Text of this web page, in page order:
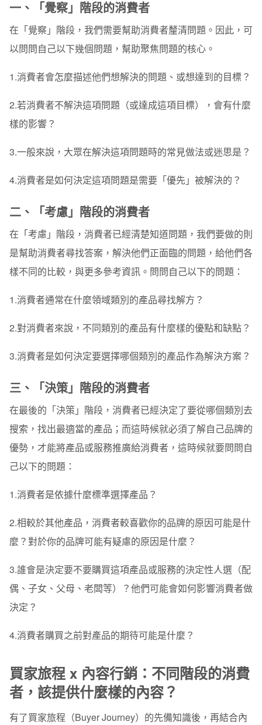
一、「覺察」階段的消費者
在「覺察」階段，我們需要幫助消費者釐清問題。因此，可
以問問自己以下幾個問題，幫助聚焦問題的核心。
1.消費者會怎麼描述他們想解決的問題、或想達到的目標？
2.若消費者不解決這項問題（或達成這項目標），會有什麼
樣的影響？
3.一般來說，大眾在解決這項問題時的常見做法或迷思是？
4.消費者是如何決定這項問題是需要「優先」被解決的？
二、「考慮」階段的消費者
在「考慮」階段，消費者已經清楚知道問題，我們要做的則
是幫助消費者尋找答案，解決他們正面臨的問題，給他們各
樣不同的比較，與更多參考資訊。問問自己以下的問題：
1.消費者通常在什麼領域類別的產品尋找解方？
2.對消費者來說，不同類別的產品有什麼樣的優點和缺點？
3.消費者是如何決定要選擇哪個類別的產品作為解決方案？
三、「決策」階段的消費者
在最後的「決策」階段，消費者已經決定了要從哪個類別去
搜索，找出最適當的產品；而這時候就必須了解自己品牌的
優勢，才能將產品或服務推廣給消費者，這時候就要問問自
己以下的問題：
1.消費者是依據什麼標準選擇產品？
2.相較於其他產品，消費者較喜歡你的品牌的原因可能是什
麼？對於你的品牌可能有疑慮的原因是什麼？
3.誰會是決定要不要購買這項產品或服務的決定性人選（配
偶、子女、父母、老闆等）？他們可能會如何影響消費者做
決定？
4.消費者購買之前對產品的期待可能是什麼？
買家旅程 x 內容行銷：不同階段的消費
者，該提供什麼樣的內容？
有了買家旅程（Buyer Journey）的先備知識後，再結合內